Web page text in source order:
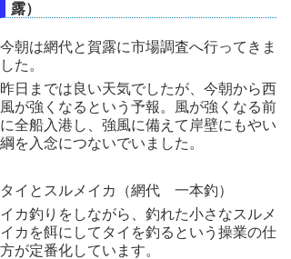
露）
今朝は網代と賀露に市場調査へ行ってきま
した。
昨日までは良い天気でしたが、今朝から西
風が強くなるという予報。風が強くなる前
に全船入港し、強風に備えて岸壁にもやい
綱を入念につないでいました。
タイとスルメイカ（網代 一本釣）
イカ釣りをしながら、釣れた小さなスルメ
イカを餌にしてタイを釣るという操業の仕
方が定番化しています。